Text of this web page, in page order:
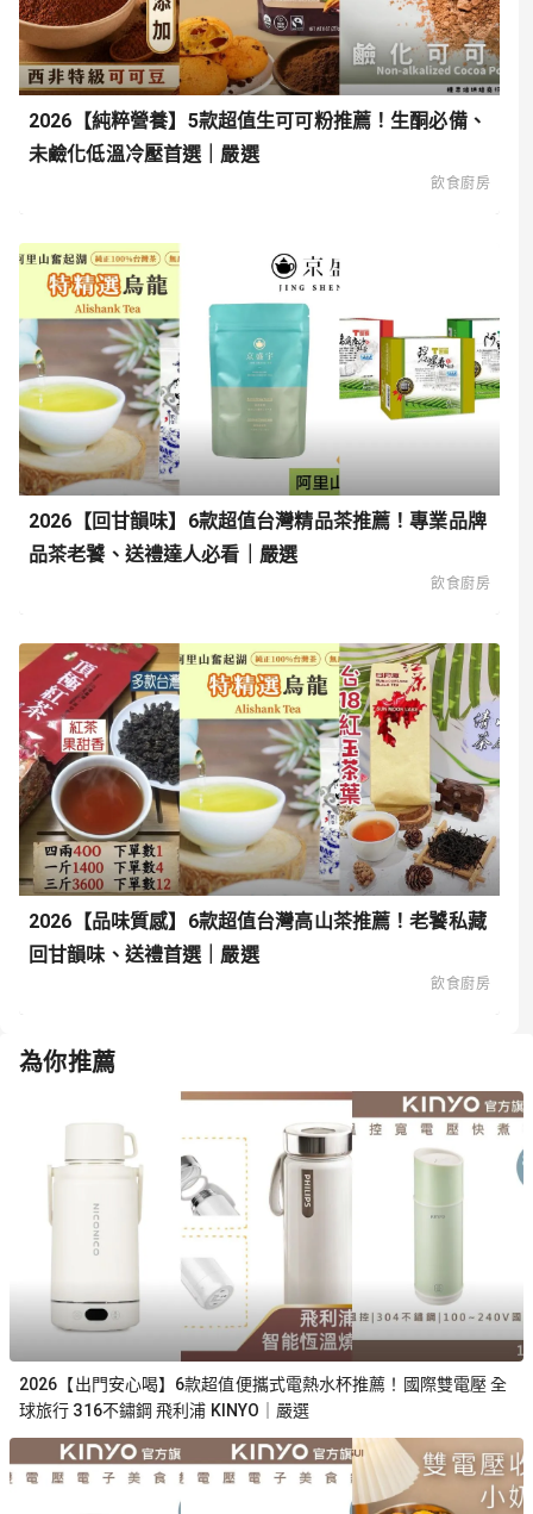
2026【純粹營養】5款超值生可可粉推薦！生酮必備、
未鹼化低溫冷壓首選｜嚴選
飲食廚房
2026【回甘韻味】6款超值台灣精品茶推薦！專業品牌
品茶老饕、送禮達人必看｜嚴選
飲食廚房
2026【品味質感】6款超值台灣高山茶推薦！老饕私藏
回甘韻味、送禮首選｜嚴選
飲食廚房
為你推薦
2026【出門安心喝】6款超值便攜式電熱水杯推薦！國際雙電壓 全
球旅行 316不鏽鋼 飛利浦 KINYO｜嚴選